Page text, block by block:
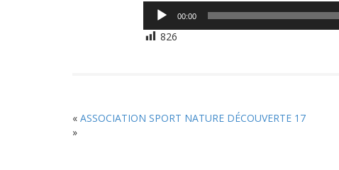
Lecteur
audio
00:00
826
« ASSOCIATION SPORT NATURE DÉCOUVERTE 17
»